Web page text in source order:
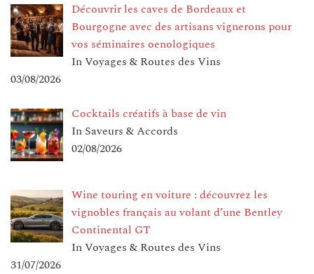
Découvrir les caves de Bordeaux et
Bourgogne avec des artisans vignerons pour
vos séminaires oenologiques
In Voyages & Routes des Vins
03/08/2026
Cocktails créatifs à base de vin
In Saveurs & Accords
02/08/2026
Wine touring en voiture : découvrez les
vignobles français au volant d’une Bentley
Continental GT
In Voyages & Routes des Vins
31/07/2026